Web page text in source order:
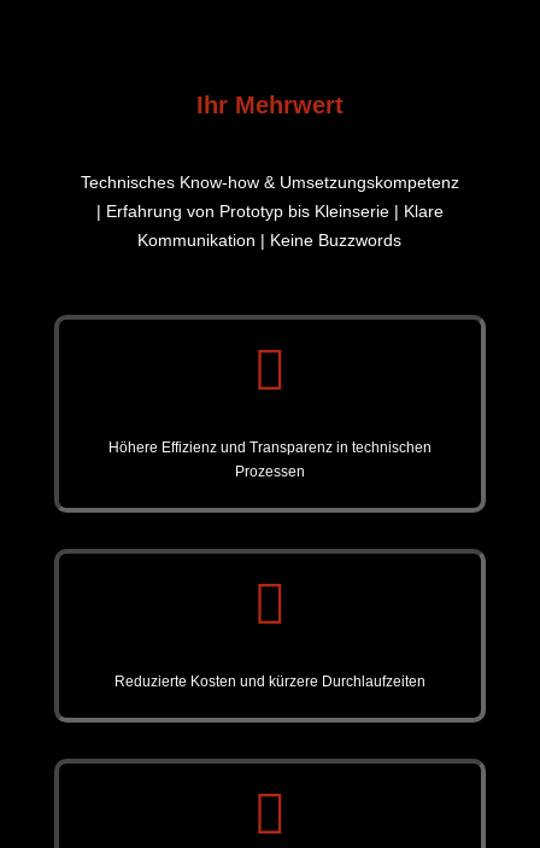
Ihr Mehrwert
Technisches Know-how & Umsetzungskompetenz
| Erfahrung von Prototyp bis Kleinserie | Klare
Kommunikation | Keine Buzzwords

Höhere Effizienz und Transparenz in technischen
Prozessen

Reduzierte Kosten und kürzere Durchlaufzeiten
